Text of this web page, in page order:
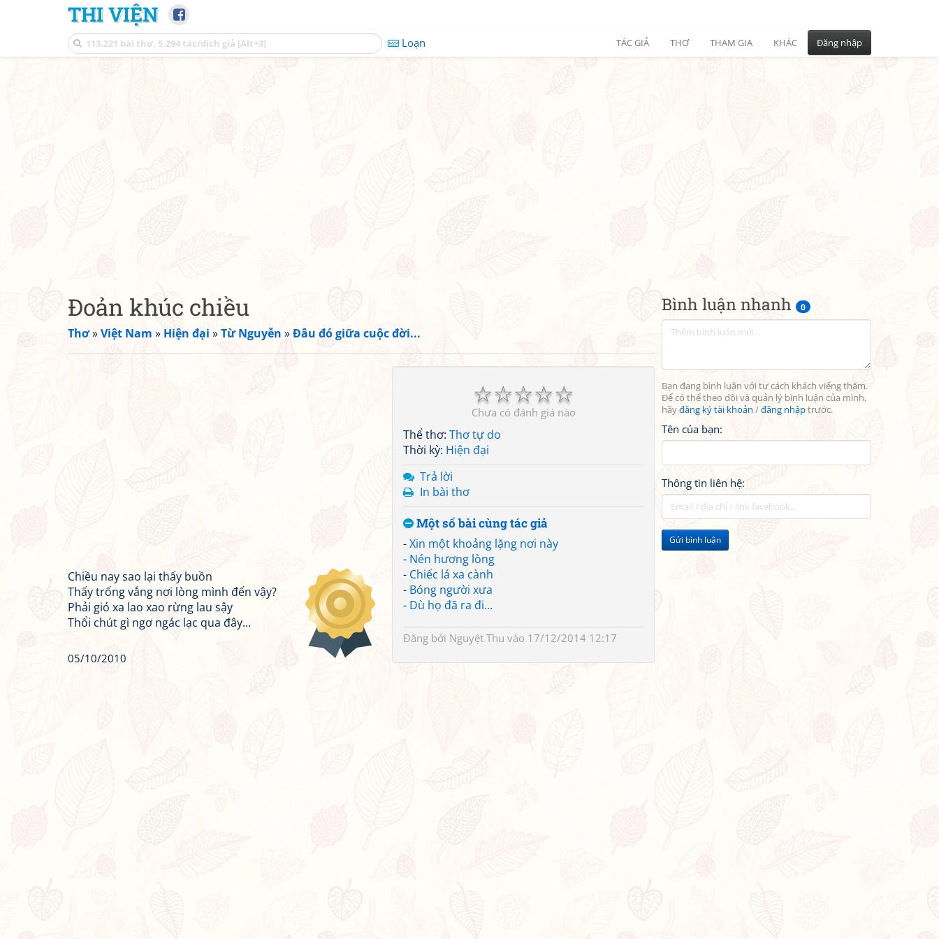
THI VIỆN
Loạn TÁC GIẢ THƠ THAM GIA KHÁC Đăng nhập
Bình luận nhanh 0
Bạn đang bình luận với tư cách khách viếng thăm.
Để có thể theo dõi và quản lý bình luận của mình,
hãyđăng ký tài khoản /đăng nhậptrước.
Tên của bạn:
Thông tin liên hệ:
Gửi bình luận
Đoản khúc chiều
Thơ»Việt Nam » Hiện đại »Từ Nguyễn »Đâu đó giữa cuộc đời...
☆
☆
☆
☆
☆
Chưa có đánh giá nào
Thể thơ: Thơ tự do
Thời kỳ: Hiện đại
Trả lời
In bài thơ
Một số bài cùng tác giả
-Xin một khoảng lặng nơi này
- Nén hương lòng
- Chiếc lá xa cành
- Bóng người xưa
- Dù họ đã ra đi...
Đăng bởi Nguyệt Thu vào 17/12/2014 12:17
Chiều nay sao lại thấy buồn
Thấy trống vắng nơi lòng mình đến vậy?
Phải gió xa lao xao rừng lau sậy
Thổi chút gì ngơ ngác lạc qua đây...
05/10/2010